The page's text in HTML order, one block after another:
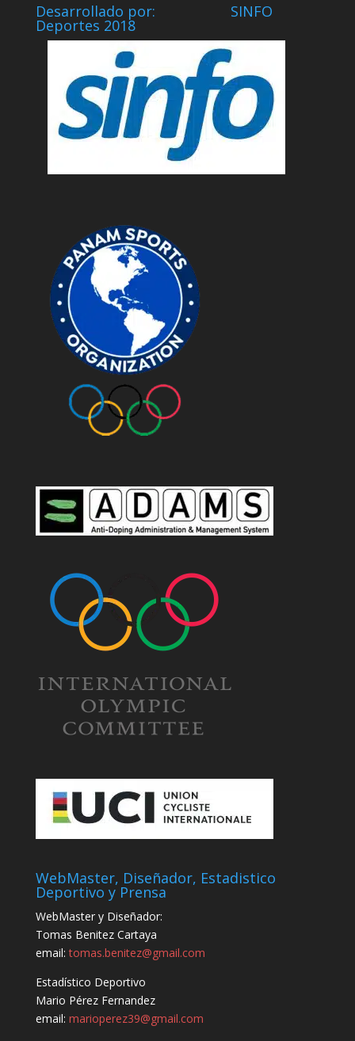
Desarrollado por: SINFO
Deportes 2018
WebMaster, Diseñador, Estadistico
Deportivo y Prensa
WebMaster y Diseñador:
Tomas Benitez Cartaya
email:tomas.benitez@gmail.com
Estadístico Deportivo
Mario Pérez Fernandez
email: marioperez39@gmail.com